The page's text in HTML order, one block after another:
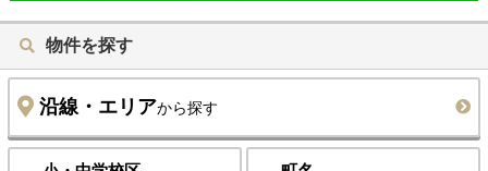
物件を探す
沿線・エリアから探す